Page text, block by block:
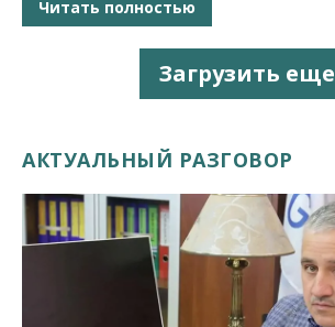
Читать полностью
Загрузить еще
АКТУАЛЬНЫЙ РАЗГОВОР